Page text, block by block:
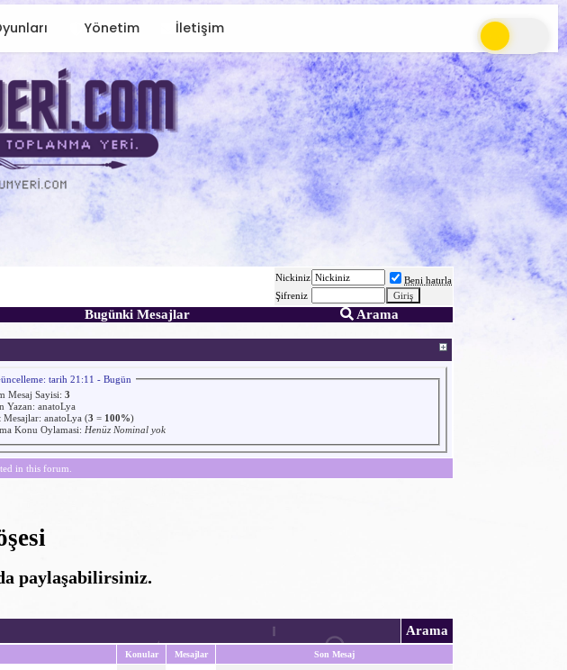
Yönetim İletişim
Nickiniz
Beni hatırla
Şifreniz
Bugünki Mesajlar Arama
tarih 21:11 - Bugün
Mesaj Sayisi:3
Yazan:anatoLya
Mesajlar:anatoLya (3 = 100%)
Konu Oylamasi: Henüz Nominal yok
in this forum.
paylaşabilirsiniz.
Arama
Konular Mesajlar Son Mesaj